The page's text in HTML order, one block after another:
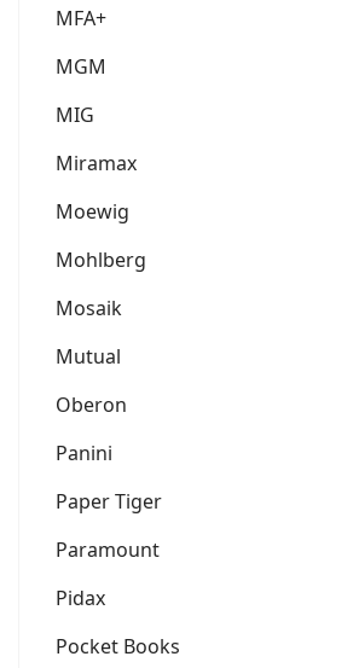
MFA+
MGM
MIG
Miramax
Moewig
Mohlberg
Mosaik
Mutual
Oberon
Panini
Paper Tiger
Paramount
Pidax
Pocket Books